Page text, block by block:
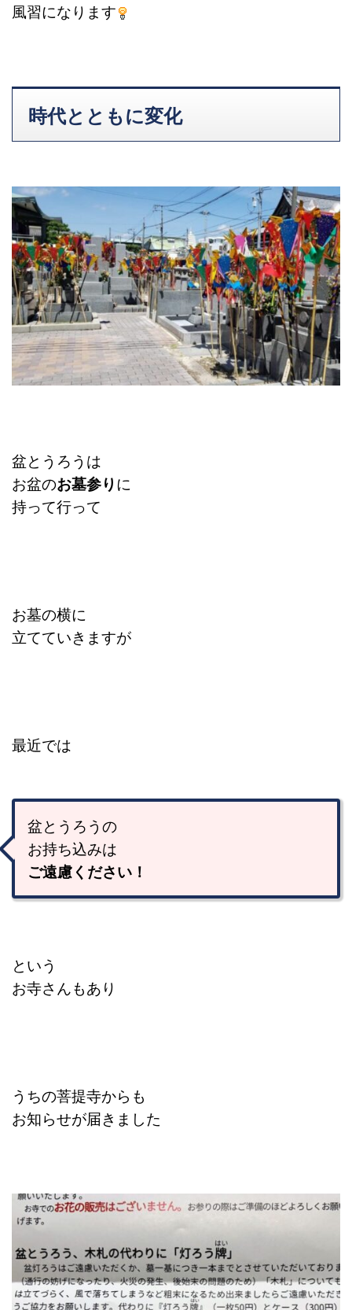
風習になります
時代とともに変化
盆とうろうは
お盆のお墓参りに
持って行って
お墓の横に
立てていきますが
最近では
盆とうろうの
お持ち込みは
ご遠慮ください！
という
お寺さんもあり
うちの菩提寺からも
お知らせが届きました